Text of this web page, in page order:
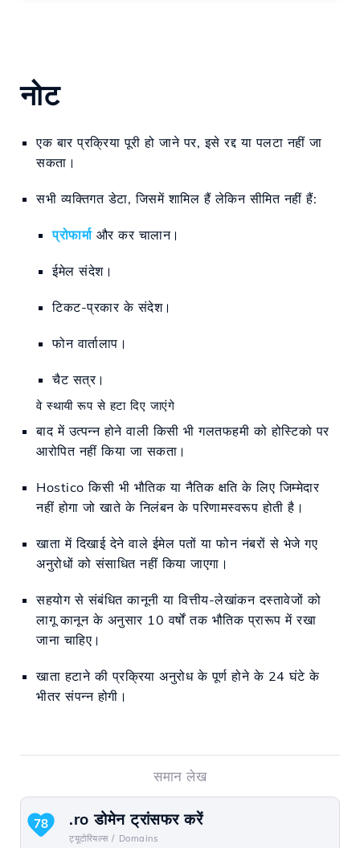
नोट
एक बार प्रक्रिया पूरी हो जाने पर, इसे रद्द या पलटा नहीं जा
सकता।
सभी व्यक्तिगत डेटा, जिसमें शामिल हैं लेकिन सीमित नहीं हैं:
प्रोफार्मा और कर चालान।
ईमेल संदेश।
टिकट-प्रकार के संदेश।
फोन वार्तालाप।
चैट सत्र।
वे स्थायी रूप से हटा दिए जाएंगे
बाद में उत्पन्न होने वाली किसी भी गलतफहमी को होस्टिको पर
आरोपित नहीं किया जा सकता।
Hostico किसी भी भौतिक या नैतिक क्षति के लिए जिम्मेदार
नहीं होगा जो खाते के निलंबन के परिणामस्वरूप होती है।
खाता में दिखाई देने वाले ईमेल पतों या फोन नंबरों से भेजे गए
अनुरोधों को संसाधित नहीं किया जाएगा।
सहयोग से संबंधित कानूनी या वित्तीय-लेखांकन दस्तावेजों को
लागू कानून के अनुसार 10 वर्षों तक भौतिक प्रारूप में रखा
जाना चाहिए।
खाता हटाने की प्रक्रिया अनुरोध के पूर्ण होने के 24 घंटे के
भीतर संपन्न होगी।
समान लेख
.ro डोमेन ट्रांसफर करें
ट्यूटोरियल्स / Domains
78